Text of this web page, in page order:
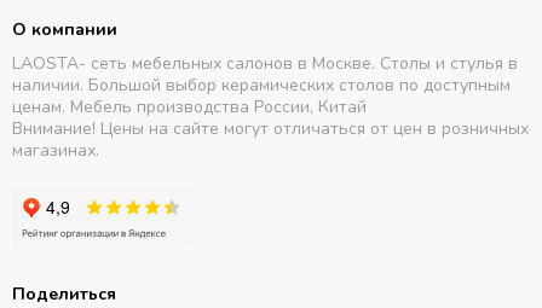
О компании
LAOSTA- сеть мебельных салонов в Москве. Столы и стулья в
наличии. Большой выбор керамических столов по доступным
ценам. Мебель производства России, Китай
Внимание! Цены на сайте могут отличаться от цен в розничных
магазинах.
Поделиться